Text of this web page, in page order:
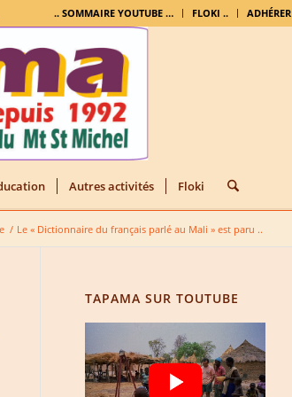
.. SOMMAIRE YOUTUBE … FLOKI .. ADHÉRER
Autres activités Floki
/ Le « Dictionnaire du français parlé au Mali » est paru ..
TAPAMA SUR TOUTUBE